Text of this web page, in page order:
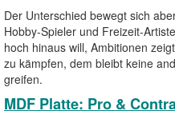
Der Unterschied bewegt sich
Hobby-Spieler und Freizeit-
hoch hinaus will, Ambitionen
zu kämpfen, dem bleibt keine
greifen.
MDF Platte: Pro &